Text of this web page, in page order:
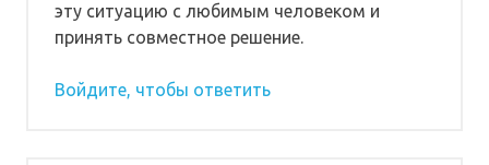
эту ситуацию с любимым человеком и
принять совместное решение.
Войдите, чтобы ответить